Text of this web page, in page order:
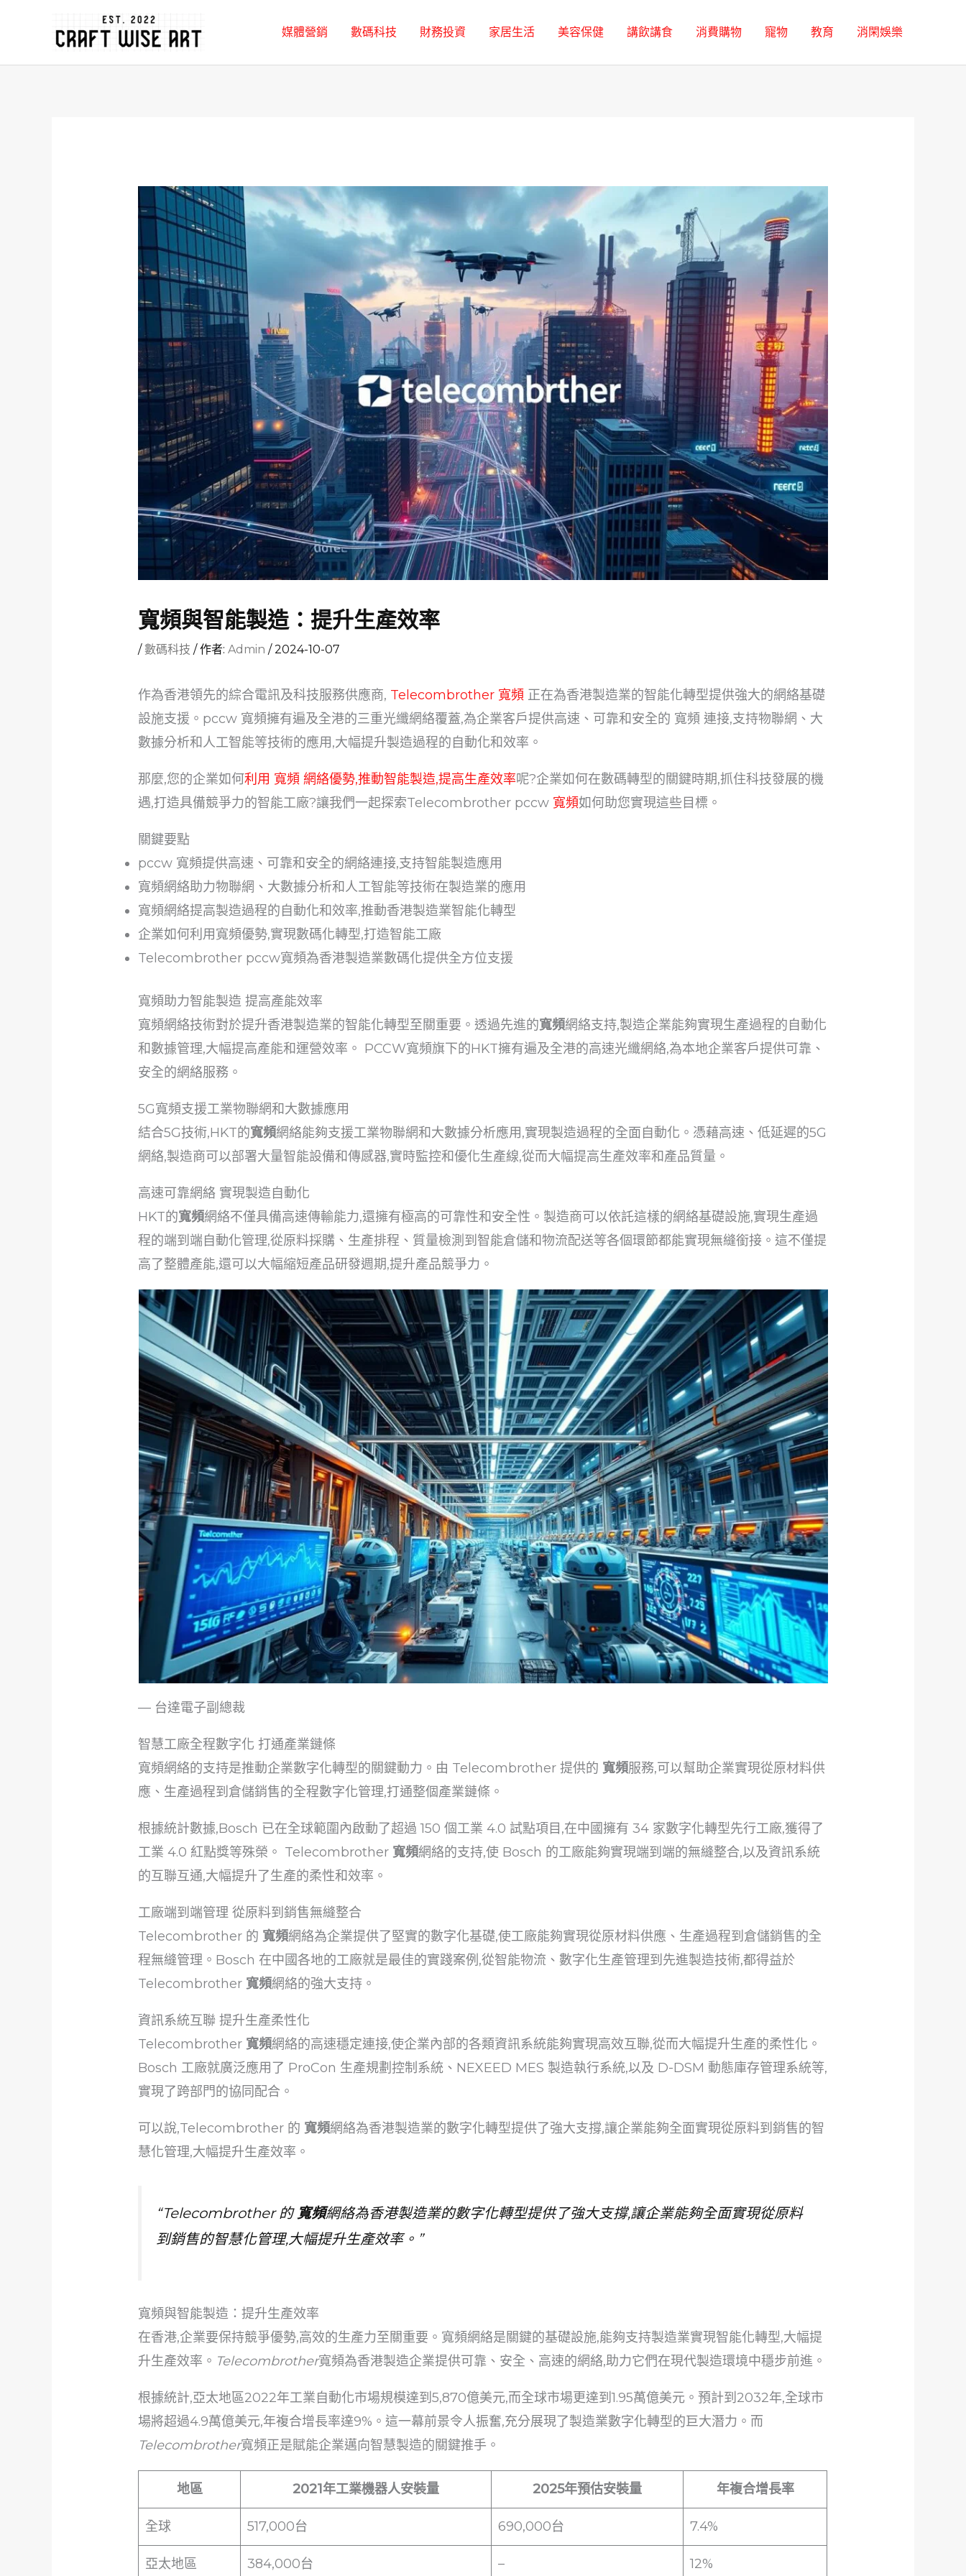
媒體營銷 數碼科技 財務投資 家居生活 美容保健 講飲講食 消費購物 寵物 教育 消閑娛樂
寬頻與智能製造：提升生產效率
/數碼科技 / 作者:Admin/2024-10-07
作為香港領先的綜合電訊及科技服務供應商, Telecombrother 寬頻 正在為香港製造業的智能化轉型提供強大的網絡基礎
設施支援。pccw 寬頻擁有遍及全港的三重光纖網絡覆蓋,為企業客戶提供高速、可靠和安全的 寬頻 連接,支持物聯網、大
數據分析和人工智能等技術的應用,大幅提升製造過程的自動化和效率。
那麼,您的企業如何利用 寬頻 網絡優勢,推動智能製造,提高生產效率呢?企業如何在數碼轉型的關鍵時期,抓住科技發展的機
遇,打造具備競爭力的智能工廠?讓我們一起探索Telecombrother pccw 寬頻如何助您實現這些目標。
關鍵要點
pccw 寬頻提供高速、可靠和安全的網絡連接,支持智能製造應用
寬頻網絡助力物聯網、大數據分析和人工智能等技術在製造業的應用
寬頻網絡提高製造過程的自動化和效率,推動香港製造業智能化轉型
企業如何利用寬頻優勢,實現數碼化轉型,打造智能工廠
Telecombrother pccw寬頻為香港製造業數碼化提供全方位支援
寬頻助力智能製造 提高產能效率
寬頻網絡技術對於提升香港製造業的智能化轉型至關重要。透過先進的寬頻網絡支持,製造企業能夠實現生產過程的自動化
和數據管理,大幅提高產能和運營效率。 PCCW寬頻旗下的HKT擁有遍及全港的高速光纖網絡,為本地企業客戶提供可靠、
安全的網絡服務。
5G寬頻支援工業物聯網和大數據應用
結合5G技術,HKT的寬頻網絡能夠支援工業物聯網和大數據分析應用,實現製造過程的全面自動化。憑藉高速、低延遲的5G
網絡,製造商可以部署大量智能設備和傳感器,實時監控和優化生產線,從而大幅提高生產效率和產品質量。
高速可靠網絡 實現製造自動化
HKT的寬頻網絡不僅具備高速傳輸能力,還擁有極高的可靠性和安全性。製造商可以依託這樣的網絡基礎設施,實現生產過
程的端到端自動化管理,從原料採購、生產排程、質量檢測到智能倉儲和物流配送等各個環節都能實現無縫銜接。這不僅提
高了整體產能,還可以大幅縮短產品研發週期,提升產品競爭力。
— 台達電子副總裁
智慧工廠全程數字化 打通產業鏈條
寬頻網絡的支持是推動企業數字化轉型的關鍵動力。由 Telecombrother 提供的寬頻服務,可以幫助企業實現從原材料供
應、生產過程到倉儲銷售的全程數字化管理,打通整個產業鏈條。
根據統計數據,Bosch 已在全球範圍內啟動了超過 150 個工業 4.0 試點項目,在中國擁有 34 家數字化轉型先行工廠,獲得了
工業 4.0 紅點獎等殊榮。 Telecombrother寬頻網絡的支持,使 Bosch 的工廠能夠實現端到端的無縫整合,以及資訊系統
的互聯互通,大幅提升了生產的柔性和效率。
工廠端到端管理 從原料到銷售無縫整合
Telecombrother 的寬頻網絡為企業提供了堅實的數字化基礎,使工廠能夠實現從原材料供應、生產過程到倉儲銷售的全
程無縫管理。Bosch 在中國各地的工廠就是最佳的實踐案例,從智能物流、數字化生產管理到先進製造技術,都得益於
Telecombrother寬頻網絡的強大支持。
資訊系統互聯 提升生產柔性化
Telecombrother寬頻網絡的高速穩定連接,使企業內部的各類資訊系統能夠實現高效互聯,從而大幅提升生產的柔性化。
Bosch 工廠就廣泛應用了 ProCon 生產規劃控制系統、NEXEED MES 製造執行系統,以及 D-DSM 動態庫存管理系統等,
實現了跨部門的協同配合。
可以說,Telecombrother 的寬頻網絡為香港製造業的數字化轉型提供了強大支撐,讓企業能夠全面實現從原料到銷售的智
慧化管理,大幅提升生產效率。
“Telecombrother 的寬頻網絡為香港製造業的數字化轉型提供了強大支撐,讓企業能夠全面實現從原料
到銷售的智慧化管理,大幅提升生產效率。”
寬頻與智能製造：提升生產效率
在香港,企業要保持競爭優勢,高效的生產力至關重要。寬頻網絡是關鍵的基礎設施,能夠支持製造業實現智能化轉型,大幅提
升生產效率。 Telecombrother寬頻為香港製造企業提供可靠、安全、高速的網絡,助力它們在現代製造環境中穩步前進。
根據統計,亞太地區2022年工業自動化市場規模達到5,870億美元,而全球市場更達到1.95萬億美元。預計到2032年,全球市
場將超過4.9萬億美元,年複合增長率達9%。這一幕前景令人振奮,充分展現了製造業數字化轉型的巨大潛力。而
Telecombrother寬頻正是賦能企業邁向智慧製造的關鍵推手。
地區 2021年工業機器人安裝量 2025年預估安裝量 年複合增長率
全球 517,000台 690,000台 7.4%
亞太地區 384,000台 – 12%